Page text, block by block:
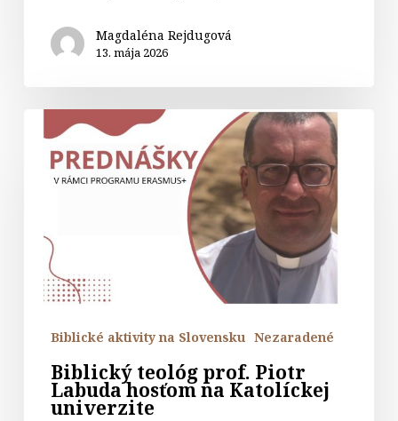
Magdaléna Rejdugová
13. mája 2026
Biblický
teológ
prof.
Piotr
hosťom
Katolíckej
univerzite
Biblické aktivity na Slovensku Nezaradené
Biblický teológ prof. Piotr
Labuda hosťom na Katolíckej
univerzite